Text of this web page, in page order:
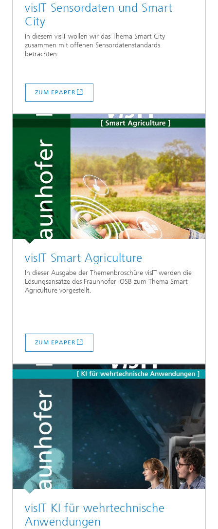
visIT Sensordaten und Smart
City
In diesem visIT wollen wir das Thema Smart City
zusammen mit offenen Sensordatenstandards
betrachten.
ZUM EPAPER
visIT Smart Agriculture
In dieser Ausgabe der Themenbroschüre visIT werden die
Lösungsansätze des Fraunhofer IOSB zum Thema Smart
Agriculture vorgestellt.
ZUM EPAPER
visIT KI für wehrtechnische
Anwendungen